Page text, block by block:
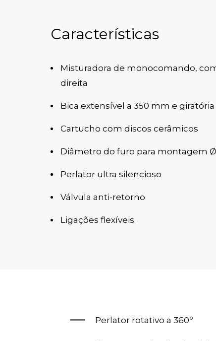
Características
Misturadora de monocomando,
direita
Bica extensível a 350 mm e giratória
Cartucho com discos cerâmicos
Diâmetro do furo para montagem
Perlator ultra silencioso
Válvula anti-retorno
Ligações flexíveis.
Perlator rotativo a 360º